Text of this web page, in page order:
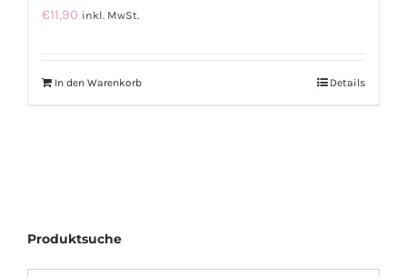
€11,90 inkl. MwSt.
In den Warenkorb Details
Produktsuche